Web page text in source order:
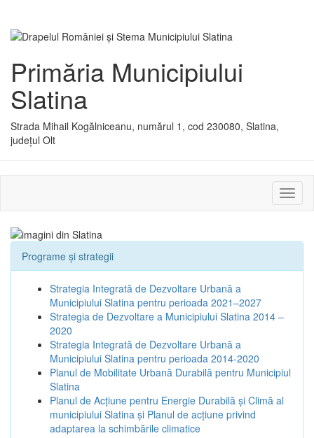
Primăria Municipiului
Slatina
Strada Mihail Kogălniceanu, numărul 1, cod 230080, Slatina,
județul Olt
sau
Programe și strategii
Strategia Integrată de Dezvoltare Urbană a
Municipiului Slatina pentru perioada 2021–2027
Strategia de Dezvoltare a Municipiului Slatina 2014 –
2020
Strategia Integrată de Dezvoltare Urbană a
Municipiului Slatina pentru perioada 2014-2020
Planul de Mobilitate Urbană Durabilă pentru Municipiul
Slatina
Planul de Acţiune pentru Energie Durabilă şi Climă al
municipiului Slatina şi Planul de acţiune privind
adaptarea la schimbările climatice